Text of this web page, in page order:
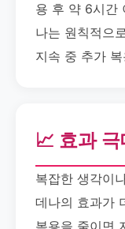
용 후 약 6시간
나는 원칙적으
지속 중 추가
📈 효과
복잡한 생각이
데나의 효과가
복용을 줄이면